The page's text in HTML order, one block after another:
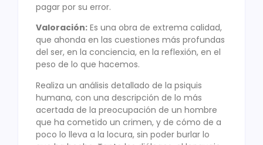
pagar por su error.
Valoración: Es una obra de extrema calidad,
que ahonda en las cuestiones más profundas
del ser, en la conciencia, en la reflexión, en el
peso de lo que hacemos.
Realiza un análisis detallado de la psiquis
humana, con una descripción de lo más
acertada de la preocupación de un hombre
que ha cometido un crimen, y de cómo de a
poco lo lleva a la locura, sin poder burlar lo